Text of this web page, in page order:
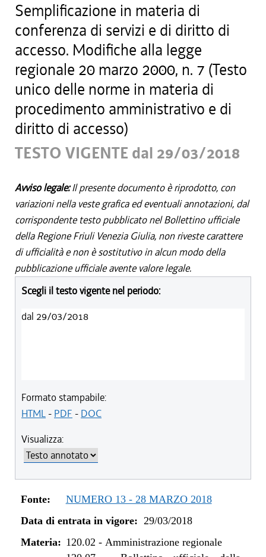
Semplificazione in materia di
conferenza di servizi e di diritto di
accesso. Modifiche alla legge
regionale 20 marzo 2000, n. 7 (Testo
unico delle norme in materia di
procedimento amministrativo e di
diritto di accesso)
TESTO VIGENTE dal 29/03/2018
Avviso legale:Il presente documento è riprodotto, con
variazioni nella veste grafica ed eventuali annotazioni, dal
corrispondente testo pubblicato nel Bollettino ufficiale
della Regione Friuli Venezia Giulia, non riveste carattere
di ufficialità e non è sostitutivo in alcun modo della
pubblicazione ufficiale avente valore legale.
Scegli il testo vigente nel periodo:
dal 29/03/2018
Formato stampabile:
HTML- PDF - DOC
Visualizza:
Fonte:
NUMERO 13 - 28 MARZO 2018
Data di entrata in vigore: 29/03/2018
Materia: 120.02 - Amministrazione regionale